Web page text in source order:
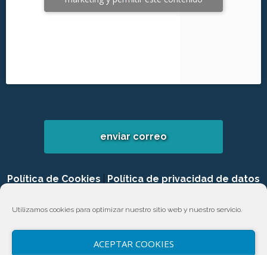
Utilizamos cookies para optimizar nuestro sitio web y nuestro servicio.
ACEPTAR COOKIES
enviar correo
Política de Cookies
Política de privacidad de datos